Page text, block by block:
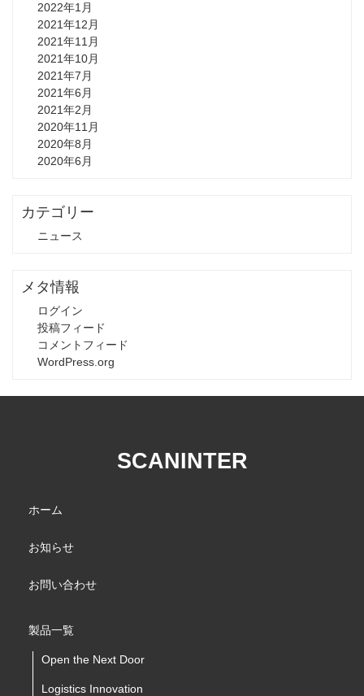
2022年1月
2021年12月
2021年11月
2021年10月
2021年7月
2021年6月
2021年2月
2020年11月
2020年8月
2020年6月
カテゴリー
ニュース
メタ情報
ログイン
投稿フィード
コメントフィード
WordPress.org
SCANINTER
ホーム
お知らせ
お問い合わせ
製品一覧
Open the Next Door
Logistics Innovation